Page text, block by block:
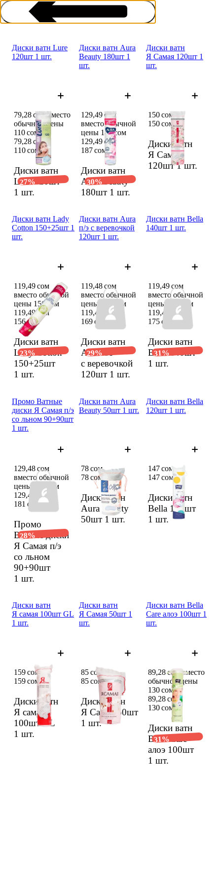
Диски ватн Lure
120шт 1 шт.
Диски ватн
Lure 120шт
1 шт.
79,28 сом вместо
обычной цены
110 сом
79,28 сом
110 сом
27%
Диски ватн Aura
Beauty 180шт 1
шт.
Диски ватн
Aura Beauty
180шт 1 шт.
129,49 сом
вместо обычной
цены 187 сом
129,49 сом
187 сом
30%
Диски ватн
Я Самая 120шт 1
шт.
Диски ватн
Я Самая
120шт1 шт.
150 сом
150 сом
Диски ватн Lady
Cotton 150+25шт 1
шт.
Диски ватн
Lady Cotton
150+25шт
1 шт.
119,49 сом
вместо обычной
цены 156 сом
119,49 сом
156 сом
23%
Диски ватн Aura
п/э с веревоч­кой
120шт 1 шт.
Диски ватн
Aura п/э
с веревоч­кой
120шт 1 шт.
119,48 сом
вместо обычной
цены 169 сом
119,48 сом
169 сом
29%
Диски ватн Bella
140шт 1 шт.
Диски ватн
Bella 140шт
1 шт.
119,49 сом
вместо обычной
цены 175 сом
119,49 сом
175 сом
31%
Промо Ватные
диски Я Самая п/э
со льном 90+90шт
1 шт.
Промо
Ватные диски
Я Самая п/э
со льном
90+90шт
1 шт.
129,48 сом
вместо обычной
цены 181 сом
129,48 сом
181 сом
28%
Диски ватн Aura
Beauty 50шт 1 шт.
Диски ватн
Aura Beauty
50шт 1 шт.
78 сом
78 сом
Диски ватн Bella
120шт 1 шт.
Диски ватн
Bella 120шт
1 шт.
147 сом
147 сом
Диски ватн
Я самая 100шт GL
1 шт.
Диски ватн
Я самая
100шт GL
1 шт.
159 сом
159 сом
Диски ватн
Я Самая 50шт 1
шт.
Диски ватн
Я Самая 50шт
1 шт.
85 сом
85 сом
Диски ватн Bella
Care алоэ 100шт 1
шт.
Диски ватн
Bella Care
алоэ 100шт
1 шт.
89,28 сом вместо
обычной цены
130 сом
89,28 сом
130 сом
31%